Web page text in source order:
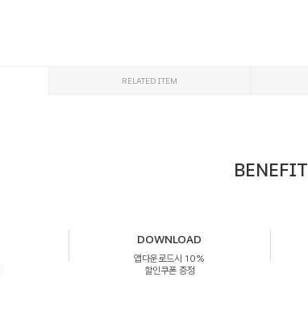
RELATED ITEM
BENEFIT
DOWNLOAD
앱다운로드시 10%
할인쿠폰 증정